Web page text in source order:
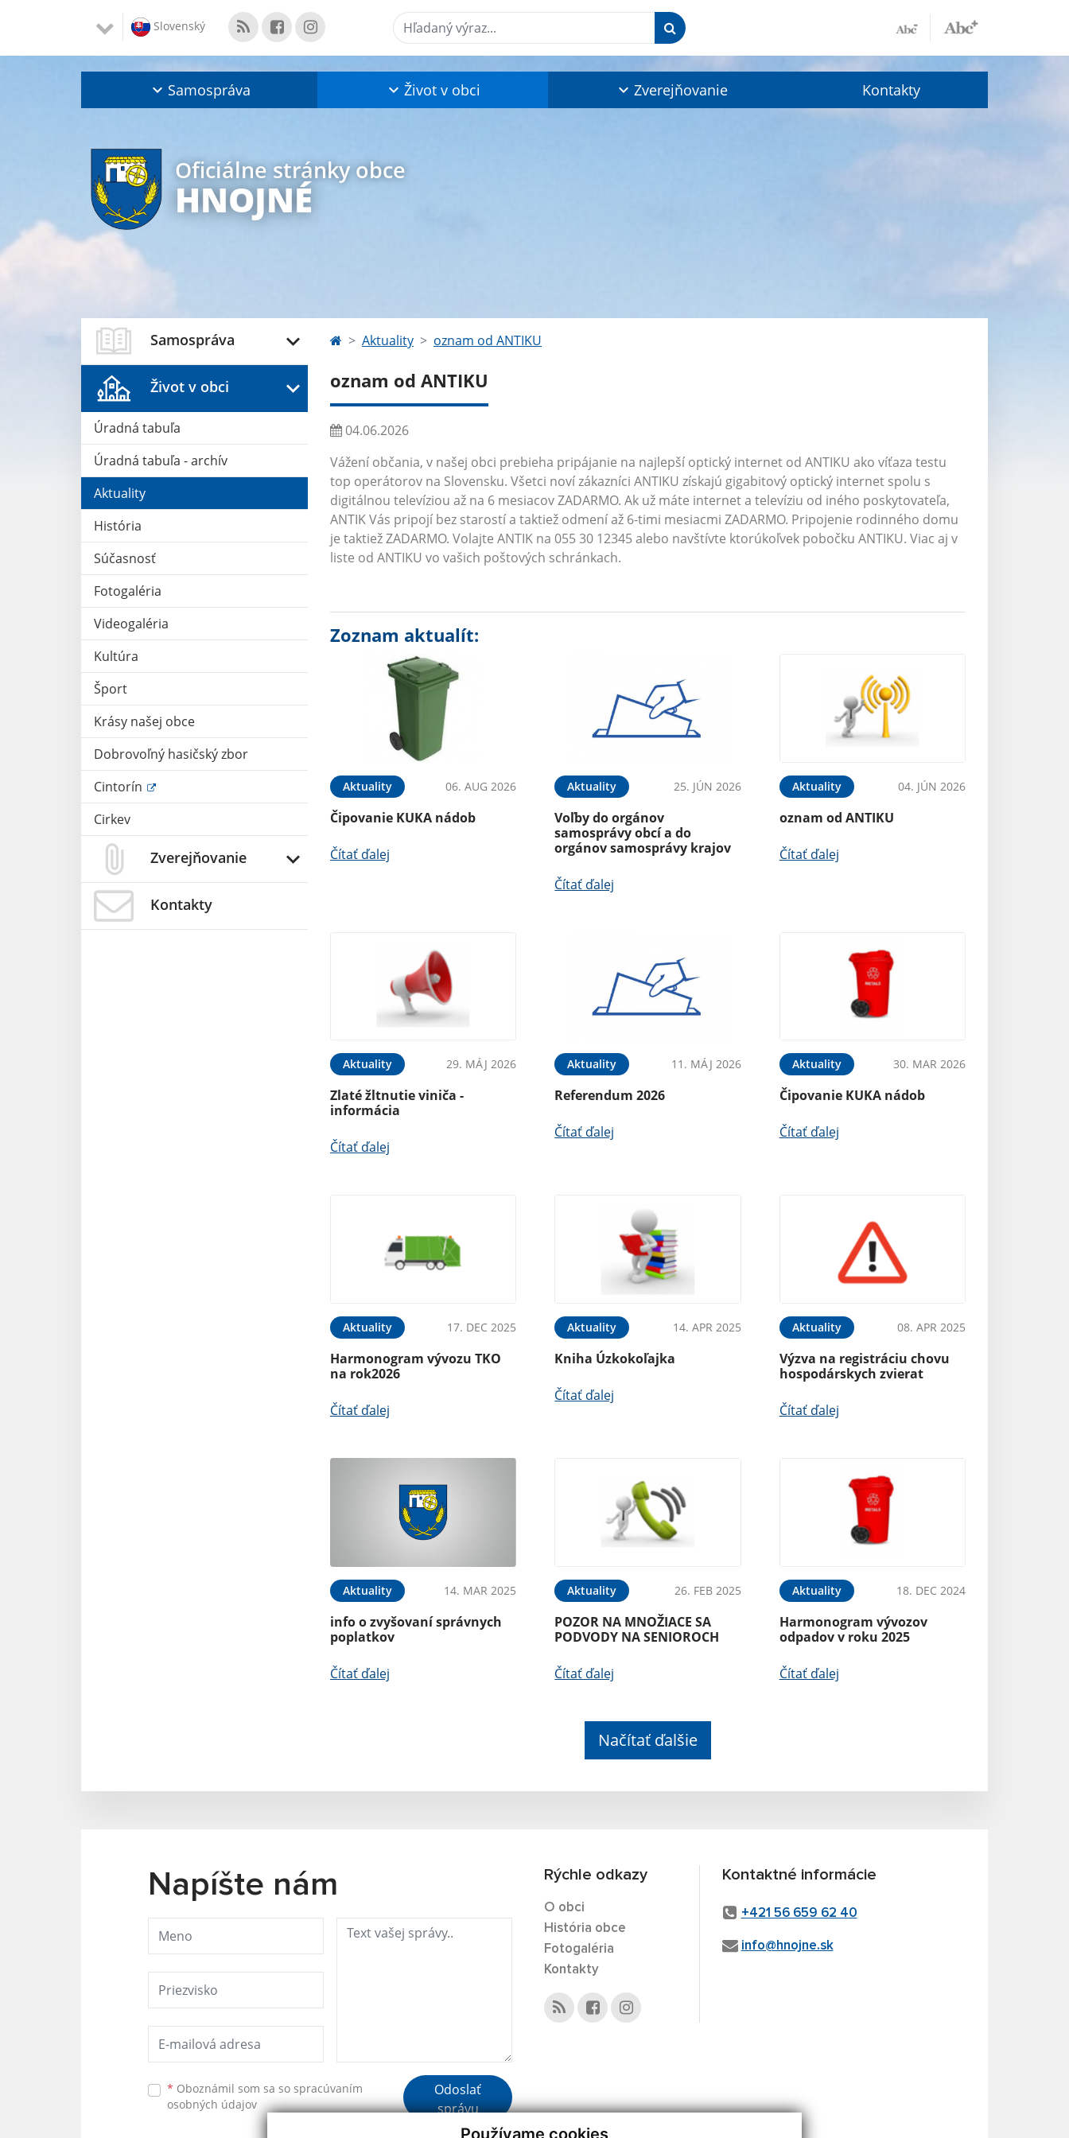
Používame cookies
Slovenský Hľadaný výraz...
Samospráva Život v obci Zverejňovanie Kontakty
Oficiálne stránky obce
HNOJNÉ
Samospráva
Život v obci
Úradná tabuľa
Úradná tabuľa - archív
Aktuality
História
Súčasnosť
Fotogaléria
Videogaléria
Kultúra
Šport
Krásy našej obce
Dobrovoľný hasičský zbor
Cintorín
Cirkev
Zverejňovanie
Kontakty
Aktuality oznam od ANTIKU
oznam od ANTIKU
04.06.2026
Vážení občania, v našej obci prebieha pripájanie na najlepší optický internet od ANTIKU ako víťaza testu
top operátorov na Slovensku. Všetci noví zákazníci ANTIKU získajú gigabitový optický internet spolu s
digitálnou televíziou až na 6 mesiacov ZADARMO. Ak už máte internet a televíziu od iného poskytovateľa,
ANTIK Vás pripojí bez starostí a taktiež odmení až 6-timi mesiacmi ZADARMO. Pripojenie rodinného domu
je taktiež ZADARMO. Volajte ANTIK na 055 30 12345 alebo navštívte ktorúkoľvek pobočku ANTIKU. Viac aj v
liste od ANTIKU vo vašich poštových schránkach.
Zoznam aktualít:
Aktuality 06. AUG 2026
Čipovanie KUKA nádob
Čítať ďalej
Aktuality 25. JÚN 2026
Voľby do orgánov
samosprávy obcí a do
orgánov samosprávy krajov
Čítať ďalej
Aktuality 04. JÚN 2026
oznam od ANTIKU
Čítať ďalej
Aktuality 29. MÁJ 2026
Zlaté žltnutie viniča -
informácia
Čítať ďalej
Aktuality 11. MÁJ 2026
Referendum 2026
Čítať ďalej
Aktuality 30. MAR 2026
Čipovanie KUKA nádob
Čítať ďalej
Aktuality 17. DEC 2025
Harmonogram vývozu TKO
na rok2026
Čítať ďalej
Aktuality 14. APR 2025
Kniha Úzkokoľajka
Čítať ďalej
Aktuality 08. APR 2025
Výzva na registráciu chovu
hospodárskych zvierat
Čítať ďalej
Aktuality 14. MAR 2025
info o zvyšovaní správnych
poplatkov
Čítať ďalej
Aktuality 26. FEB 2025
POZOR NA MNOŽIACE SA
PODVODY NA SENIOROCH
Čítať ďalej
Aktuality 18. DEC 2024
Harmonogram vývozov
odpadov v roku 2025
Čítať ďalej
Načítať ďalšie
Napíšte nám
* Oboznámil som sa so spracúvaním
osobných údajov
Odoslať
správu
Rýchle odkazy
O obci
História obce
Fotogaléria
Kontakty
Kontaktné informácie
+421 56 659 62 40
info@hnojne.sk